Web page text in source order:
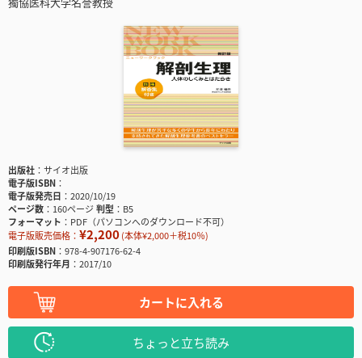
出版社
サイオ出版
電子版ISBN
電子版発売日
2020/10/19
ページ数
160ページ判型
B5
フォーマット
PDF（パソコンへのダウンロード不可）
電子版販売価格： ¥2,200(本体¥2,000＋税10％)
印刷版ISBN
978-4-907176-62-4
印刷版発行年月
2017/10
カートに入れる
ちょっと立ち読み